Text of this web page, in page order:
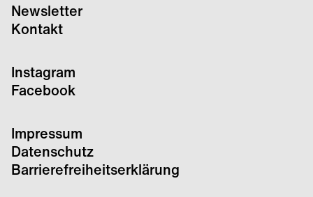
Newsletter
Kontakt
Instagram
Facebook
Impressum
Datenschutz
Barrierefreiheitserklärung